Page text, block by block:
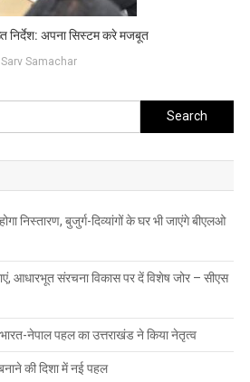
निर्देश: अपना सिस्टम करे मजबूत
Sarv Samachar
Search
for:
निस्तारण, बुजुर्ग-दिव्यांगों के घर भी जाएंगे बीएलओ
आधारभूत संरचना विकास पर दें विशेष जोर – सीएस
नेपाल पहल का उत्तराखंड ने किया नेतृत्व
की दिशा में नई पहल